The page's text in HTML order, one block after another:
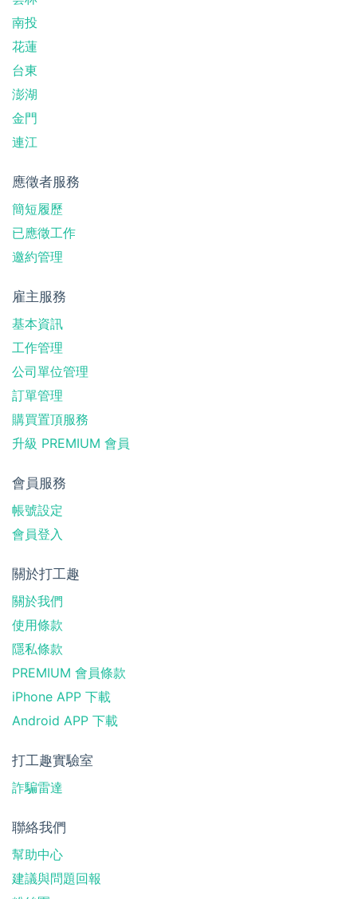
南投
花蓮
台東
澎湖
金門
連江
應徵者服務
簡短履歷
已應徵工作
邀約管理
雇主服務
基本資訊
工作管理
公司單位管理
訂單管理
購買置頂服務
升級 PREMIUM 會員
會員服務
帳號設定
會員登入
關於打工趣
關於我們
使用條款
隱私條款
PREMIUM 會員條款
iPhone APP 下載
Android APP 下載
打工趣實驗室
詐騙雷達
聯絡我們
幫助中心
建議與問題回報